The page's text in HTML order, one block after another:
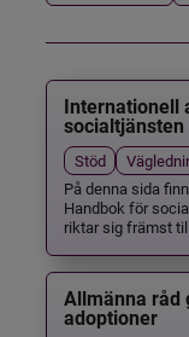
Internationell
socialtjänsten
Stöd
På denna sida
Handbok för
riktar sig främst
Allmänna råd
adoptioner